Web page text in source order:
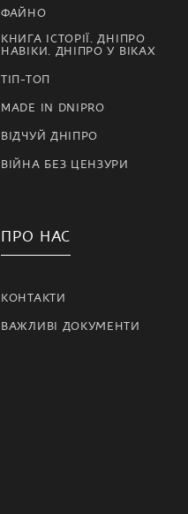
ФАЙНО
КНИГА ІСТОРІЇ. ДНІПРО
НАВІКИ. ДНІПРО У ВІКАХ
ТІП-ТОП
MADE IN DNIPRO
ВІДЧУЙ ДНІПРО
ВІЙНА БЕЗ ЦЕНЗУРИ
ПРО НАС
КОНТАКТИ
ВАЖЛИВІ ДОКУМЕНТИ